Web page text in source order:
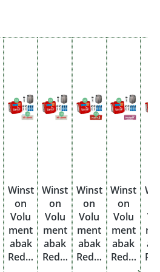
Winst
on
Volu
ment
abak
Red 6
Winst
on
Volu
ment
abak
Red 6
Winst
on
Volu
ment
abak
Red 6
Winst
on
Volu
ment
abak
Red 6